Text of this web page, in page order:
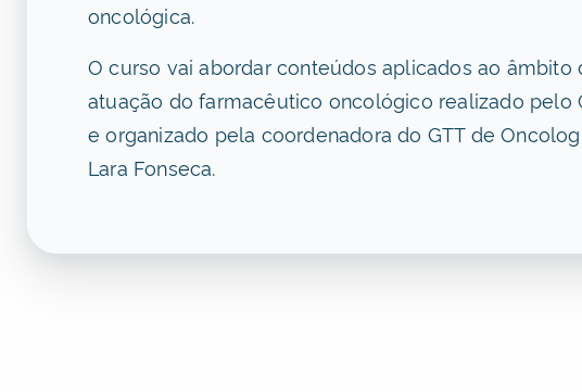
oncológica.
O curso vai abordar conteúdos aplicados ao âmbito
atuação do farmacêutico oncológico realizado pelo
e organizado pela coordenadora do GTT de
Lara Fonseca.